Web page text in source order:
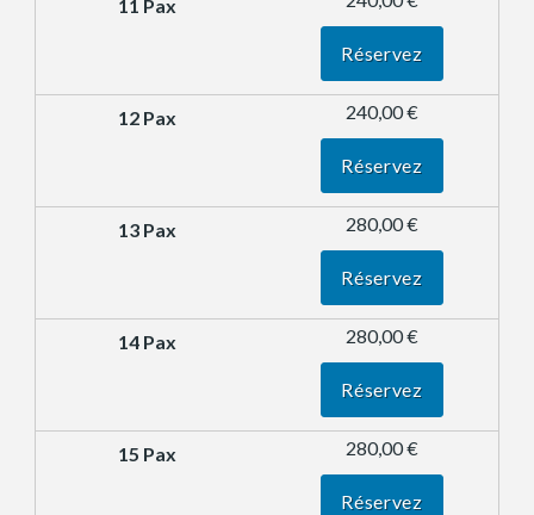
Réservez
240,00 €
Réservez
280,00 €
Réservez
280,00 €
Réservez
280,00 €
Réservez